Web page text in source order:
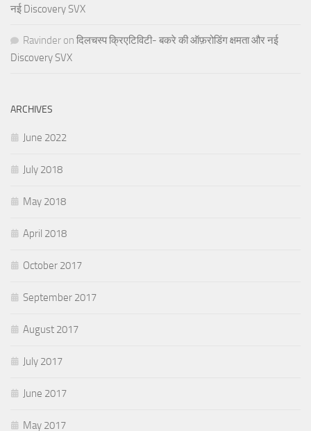
नई Discovery SVX
Ravinder on दिलचस्प क्रिएटिविटी- बकरे की ऑफ़रोडिंग क्षमता और नई
Discovery SVX
ARCHIVES
June 2022
July 2018
May 2018
April 2018
October 2017
September 2017
August 2017
July 2017
June 2017
May 2017